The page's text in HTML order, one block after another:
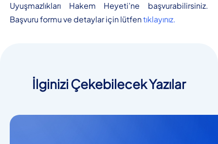
Uyuşmazlıkları Hakem Heyeti’ne başvurabilirsiniz.
Başvuru formu ve detaylar için lütfentıklayınız.
İlginizi Çekebilecek Yazılar